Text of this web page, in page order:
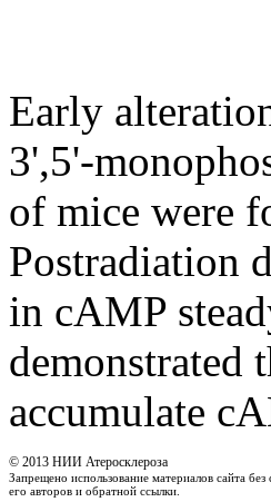
Early
3',5'-
of mice were
Postradiation
in cAMP
accumulate
© 2013 НИИ Атеросклероза
Запрещено использование материалов сайта без
его авторов и обратной ссылки.